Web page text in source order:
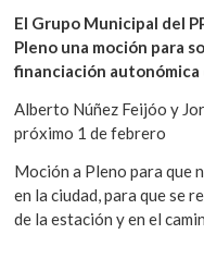
El Grupo Municipal del
Pleno una moción para
financiación
Alberto Núñez Feijóo y
próximo 1 de febrero
Moción a Pleno para que
en la ciudad, para que se
de la estación y en el